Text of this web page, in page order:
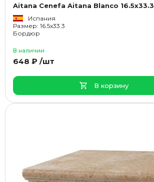
Aitana Cenefa Aitana Blanco 16.5x33.3
Испания
Размер: 16.5x33.3
Бордюр
В наличии
648 ₽ /шт
В корзину